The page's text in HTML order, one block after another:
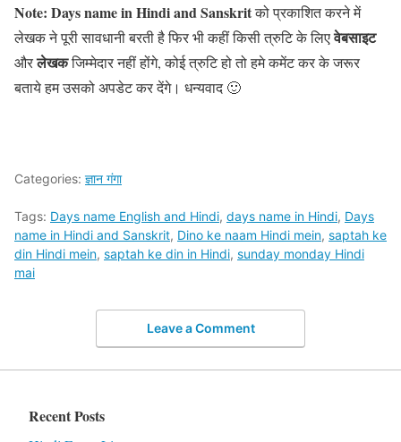
Note: Days name in Hindi and Sanskritको प्रकाशित करने में
लेखक ने पूरी सावधानी बरती है फिर भी कहीं किसी त्रुटि के लिएवेबसाइट
औरलेखकजिम्मेदार नहीं होंगे, कोई त्रुटि हो तो हमे कमेंट कर के जरूर
बताये हम उसको अपडेट कर देंगे। धन्यवाद 🙂
Categories: ज्ञान गंगा
Tags: Days name English and Hindi, days name in Hindi, Days
name in Hindi and Sanskrit, Dino ke naam Hindi mein, saptah ke
din Hindi mein, saptah ke din in Hindi, sunday monday Hindi
mai
Leave a Comment
Recent Posts